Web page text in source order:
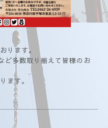
ります。
ど多数取り揃えて皆様のお
ます。